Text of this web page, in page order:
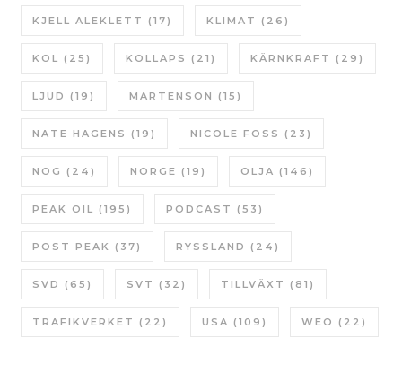
KJELL ALEKLETT (17) KLIMAT (26)
KOL (25) KOLLAPS (21) KÄRNKRAFT (29)
LJUD (19) MARTENSON (15)
NATE HAGENS (19) NICOLE FOSS (23)
NOG (24) NORGE (19) OLJA (146)
PEAK OIL (195) PODCAST (53)
POST PEAK (37) RYSSLAND (24)
SVD (65) SVT (32) TILLVÄXT (81)
TRAFIKVERKET (22) USA (109) WEO (22)